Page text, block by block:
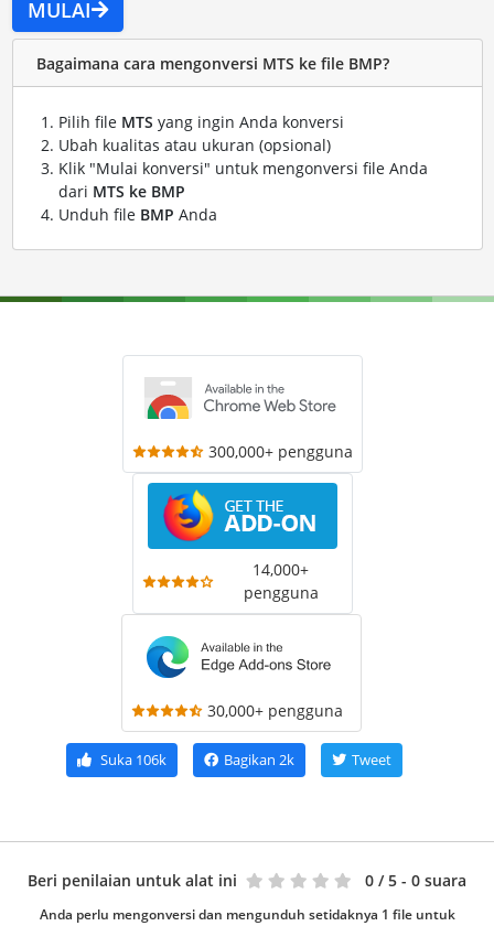
MULAI
Bagaimana cara mengonversi MTS ke file BMP?
Pilih file MTS yang ingin Anda konversi
Ubah kualitas atau ukuran (opsional)
Klik "Mulai konversi" untuk mengonversi file Anda
dari MTS ke BMP
Unduh file BMP Anda
300,000+ pengguna
14,000+
pengguna
30,000+ pengguna
Suka106k Bagikan 2k Tweet
Beri penilaian untuk alat ini 0 / 5 - 0 suara
Anda perlu mengonversi dan mengunduh setidaknya 1 file untuk